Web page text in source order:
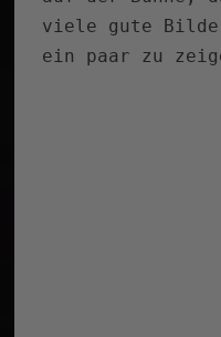
viele gute
ein paar zu